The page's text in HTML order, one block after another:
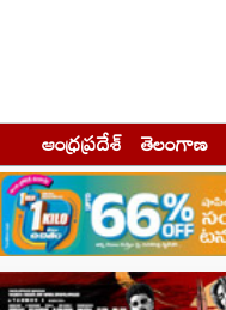
ఆంధ్రప్రదేశ్ తెలంగాణ